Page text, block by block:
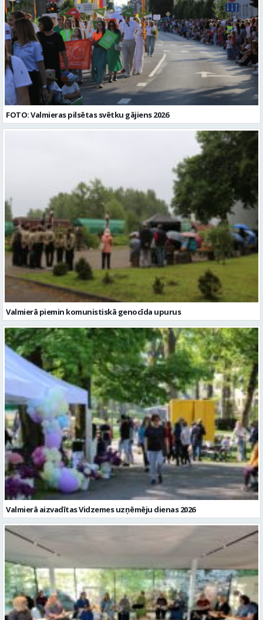
FOTO: Valmieras pilsētas svētku gājiens 2026
Valmierā piemin komunistiskā genocīda upurus
Valmierā aizvadītas Vidzemes uzņēmēju dienas 2026